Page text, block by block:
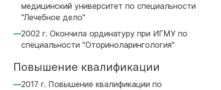
медицинский университет по специальности
"Лечебное дело"
2002 г. Окончила ординатуру при ИГМУ по
специальности "Оториноларингология"
Повышение квалификации
2017 г. Повышение квалификации по